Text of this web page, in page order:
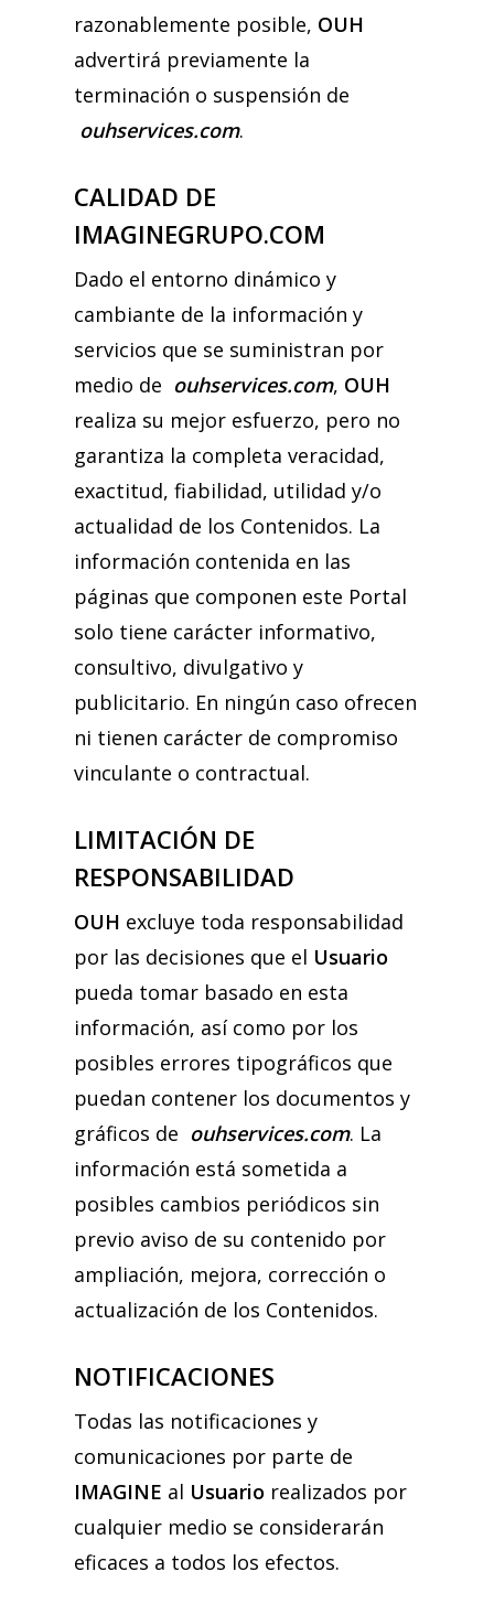
razonablemente posible, OUH
advertirá previamente la
terminación o suspensión de
ouhservices.com.
CALIDAD DE
IMAGINEGRUPO.COM
Dado el entorno dinámico y
cambiante de la información y
servicios que se suministran por
medio de ouhservices.com, OUH
realiza su mejor esfuerzo, pero no
garantiza la completa veracidad,
exactitud, fiabilidad, utilidad y/o
actualidad de los Contenidos. La
información contenida en las
páginas que componen este Portal
solo tiene carácter informativo,
consultivo, divulgativo y
publicitario. En ningún caso ofrecen
ni tienen carácter de compromiso
vinculante o contractual.
LIMITACIÓN DE
RESPONSABILIDAD
OUH excluye toda responsabilidad
por las decisiones que el Usuario
pueda tomar basado en esta
información, así como por los
posibles errores tipográficos que
puedan contener los documentos y
gráficos de ouhservices.com. La
información está sometida a
posibles cambios periódicos sin
previo aviso de su contenido por
ampliación, mejora, corrección o
actualización de los Contenidos.
NOTIFICACIONES
Todas las notificaciones y
comunicaciones por parte de
IMAGINE al Usuario realizados por
cualquier medio se considerarán
eficaces a todos los efectos.